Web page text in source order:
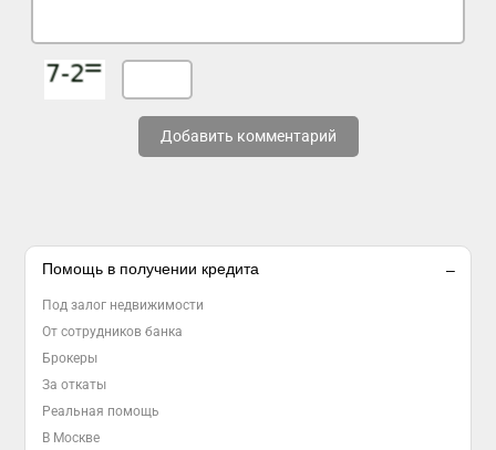
Добавить комментарий
Помощь в получении кредита
Под залог недвижимости
От сотрудников банка
Брокеры
За откаты
Реальная помощь
В Москве